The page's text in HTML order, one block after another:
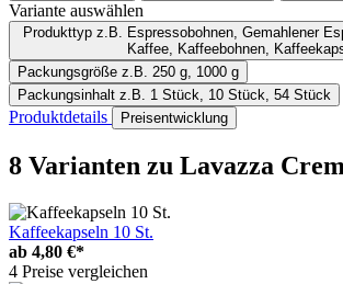
Variante auswählen
Produkttypz.B. Espressobohnen, Gemahlener Espresso, Gemahlener
Kaffee, Kaffeebohnen,
Packungsgröße z.B. 250 g, 1000 g
Packungsinhalt z.B. 1 Stück, 10 Stück, 54 Stück
Produktdetails Preisentwicklung
8 Varianten zu Lavazza
Kaffeekapseln 10 St.
ab 4,80 €*
4 Preise vergleichen